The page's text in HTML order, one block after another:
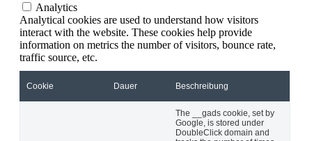
Analytics
Analytical cookies are used to understand how visitors
interact with the website. These cookies help provide
information on metrics the number of visitors, bounce rate,
traffic source, etc.
Cookie Dauer Beschreibung
The __gads cookie, set by
Google, is stored under
DoubleClick domain and